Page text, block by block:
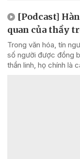
[Podcast]
quan của thầy
Trong văn hóa, tín
số người được đồng
thần linh, họ chính là